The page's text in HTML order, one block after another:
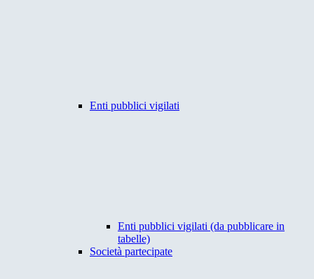
Enti pubblici vigilati
Enti pubblici vigilati (da pubblicare in
tabelle)
Società partecipate